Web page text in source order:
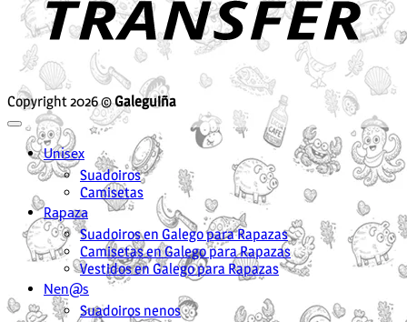
Copyright 2026 ©Galeguiña
Unisex
Suadoiros
Camisetas
Rapaza
Suadoiros en Galego para Rapazas
Camisetas en Galego para Rapazas
Vestidos en Galego para Rapazas
Nen@s
Suadoiros nenos